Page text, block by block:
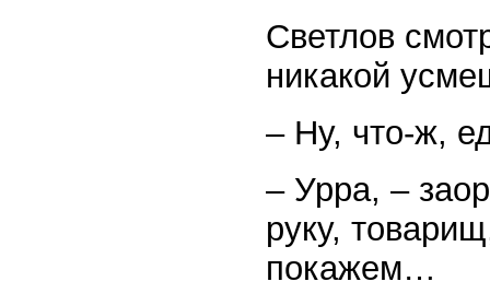
Светлов
никакой
– Ну, что-ж,
– Урра, –
руку,
покажем…